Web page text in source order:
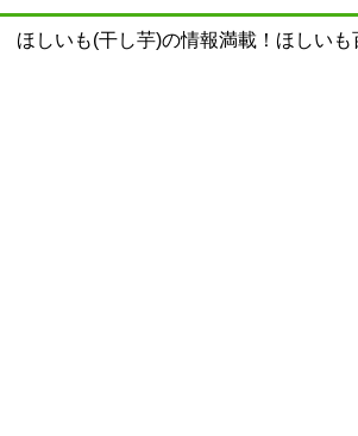
ほしいも(干し芋)の情報満載！ほしい